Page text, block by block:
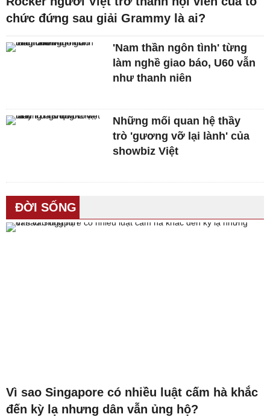
chức đứng sau giải Grammy là ai?
'Nam thần ngôn tình' từng
làm nghề giao báo, U60 vẫn
như thanh niên
Những mối quan hệ thầy
trò 'gương vỡ lại lành' của
showbiz Việt
ĐỜI SỐNG
Vì sao Singapore có nhiều luật cấm hà khắc
đến kỳ lạ nhưng dân vẫn ủng hộ?